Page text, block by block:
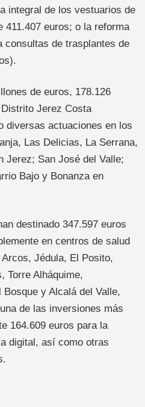
integral de los vestuarios de
411.407 euros; o la reforma
consultas de trasplantes de
de euros, 178.126
Jerez Costa
diversas actuaciones en los
Las Delicias, La Serrana,
Jerez; San José del Valle;
Bajo y Bonanza en
destinado 347.597 euros
en centros de salud
Jédula, El Posito,
Torre Alháquime,
y Alcalá del Valle,
de las inversiones más
164.609 euros para la
digital, así como otras